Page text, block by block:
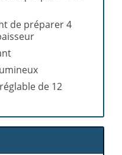
de préparer 4
de 12